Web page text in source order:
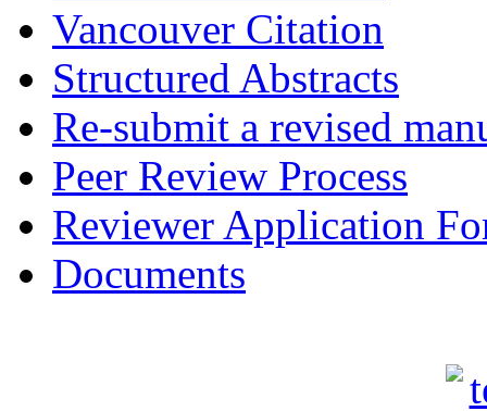
Vancouver Citation
Structured Abstracts
Re-submit a revised
Peer Review Process
Reviewer Application
Documents